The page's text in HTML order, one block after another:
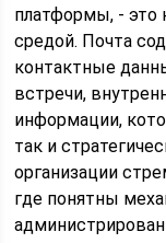
платформы, - это
средой. Почта
контактные
встречи,
информации,
так и
организации
где понятны